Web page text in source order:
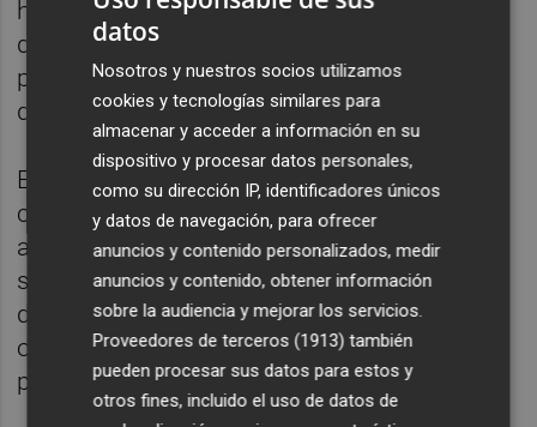
hasta
microplásticosoproductos químicos
de uso cotidiano. "Ahora tenemos técnicas
para detectar más de 200 compuestos
distintos", apuntó.
El reto reside en que todavía se desconoce
con precisión cuál puede ser el impacto
acumulado de muchas de estas sustancias
sobre los ecosistemas. Algunas
desaparecen rápidamente, mientras que
otras pueden permanecer durante largos
periodos o incorporarse a la cadena trófica.
datos
Nosotros y nuestros socios utilizamos
cookies y tecnologías similares para
almacenar y acceder a información en su
dispositivo y procesar datos personales,
como su dirección IP, identificadores únicos
y datos de navegación, para ofrecer
anuncios y contenido personalizados, medir
anuncios y contenido, obtener información
sobre la audiencia y mejorar los servicios.
Proveedores de terceros (1913) también
pueden procesar sus datos para estos y
otros fines, incluido el uso de datos de